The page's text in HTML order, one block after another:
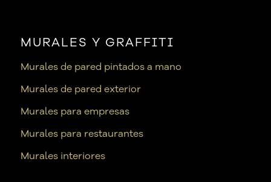
MURALES Y GRAFFITI
Murales de pared pintados a mano
Murales de pared exterior
Murales para empresas
Murales para restaurantes
Murales interiores